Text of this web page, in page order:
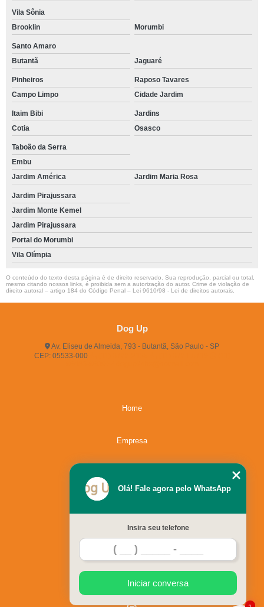
Vila Sônia
Brooklin
Morumbi
Santo Amaro
Butantã
Jaguaré
Pinheiros
Raposo Tavares
Campo Limpo
Cidade Jardim
Itaim Bibi
Jardins
Cotia
Osasco
Taboão da Serra
Embu
Jardim América
Jardim Maria Rosa
Jardim Pirajussara
Jardim Monte Kemel
Jardim Pirajussara
Portal do Morumbi
Vila Olímpia
O conteúdo do texto desta página é de direito reservado. Sua reprodução, parcial ou total,
mesmo citando nossos links, é proibida sem a autorização do autor. Crime de violação de
direito autoral – artigo 184 do Código Penal – Lei 9610/98 - Lei de direitos autorais
Dog Up
Av. Eliseu de Almeida, 793 - Butantã, São Paulo - SP
CEP: 05533-000
Home
Empresa
Contato
Mapa do site
Olá! Fale agora pelo WhatsApp
Insira seu telefone
Iniciar conversa